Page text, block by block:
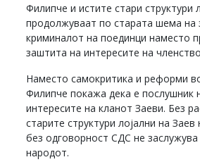
Филипче и истите стари структури
продолжуваат по старата шема на
криминалот на поединци наместо
заштита на интересите на
Наместо самокритика и реформи
Филипче покажа дека е послушник
интересите на кланот Заеви. Без
старите структури лојални на
без одговорност СДС не
народот.